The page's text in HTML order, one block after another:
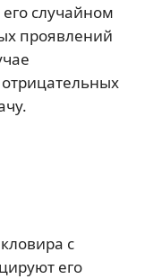
случайном
проявлений
с
его